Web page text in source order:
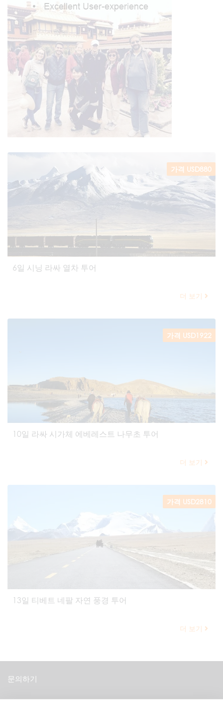
가격 USD880
6일 시닝 라싸 열차 투어
더 보기
가격 USD1922
10일 라싸 시가체 에베레스트 나무초 투어
더 보기
가격 USD2810
13일 티베트 네팔 자연 풍경 투어
더 보기
문의하기
중국 티베트 라싸 당레로 8번지 다바 개인주택